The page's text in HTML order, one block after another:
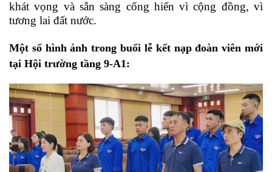
khát vọng và sẵn sàng cống hiến vì cộng đồng, vì
tương lai đất nước.
Một số hình ảnh trong buổi lễ kết nạp đoàn viên mới
tại Hội trường tầng 9-A1: